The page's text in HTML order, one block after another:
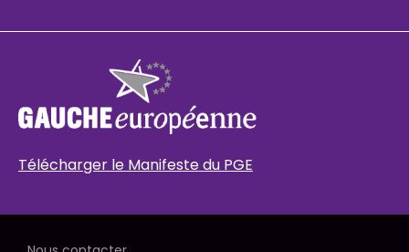
Télécharger le Manifeste du PGE